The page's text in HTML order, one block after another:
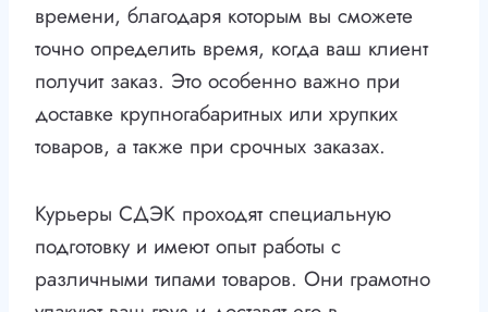
времени, благодаря которым вы сможете
точно определить время, когда ваш клиент
получит заказ. Это особенно важно при
доставке крупногабаритных или хрупких
товаров, а также при срочных заказах.
Курьеры СДЭК проходят специальную
подготовку и имеют опыт работы с
различными типами товаров. Они грамотно